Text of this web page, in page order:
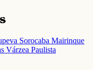
Sorocaba Mairinque
Várzea Paulista